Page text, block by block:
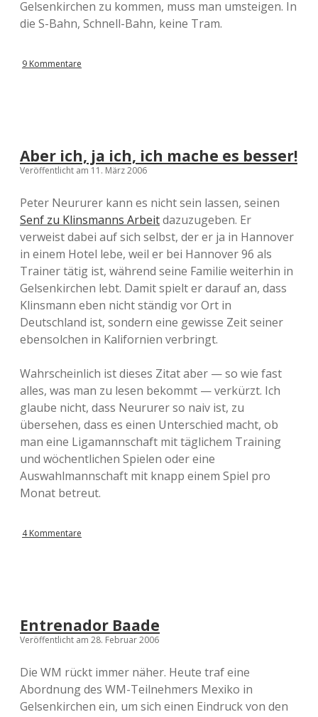
Gelsenkirchen zu kommen, muss man umsteigen. In
die S-Bahn, Schnell-Bahn, keine Tram.
9 Kommentare
Aber ich, ja ich, ich mache es besser!
Veröffentlicht am 11. März 2006
Peter Neururer kann es nicht sein lassen, seinen
Senf zu Klinsmanns Arbeitdazuzugeben. Er
verweist dabei auf sich selbst, der er ja in Hannover
in einem Hotel lebe, weil er bei Hannover 96 als
Trainer tätig ist, während seine Familie weiterhin in
Gelsenkirchen lebt. Damit spielt er darauf an, dass
Klinsmann eben nicht ständig vor Ort in
Deutschland ist, sondern eine gewisse Zeit seiner
ebensolchen in Kalifornien verbringt.
Wahrscheinlich ist dieses Zitat aber — so wie fast
alles, was man zu lesen bekommt — verkürzt. Ich
glaube nicht, dass Neururer so naiv ist, zu
übersehen, dass es einen Unterschied macht, ob
man eine Ligamannschaft mit täglichem Training
und wöchentlichen Spielen oder eine
Auswahlmannschaft mit knapp einem Spiel pro
Monat betreut.
4 Kommentare
Entrenador Baade
Veröffentlicht am 28. Februar 2006
Die WM rückt immer näher. Heute traf eine
Abordnung des WM-Teilnehmers Mexiko in
Gelsenkirchen ein, um sich einen Eindruck von den